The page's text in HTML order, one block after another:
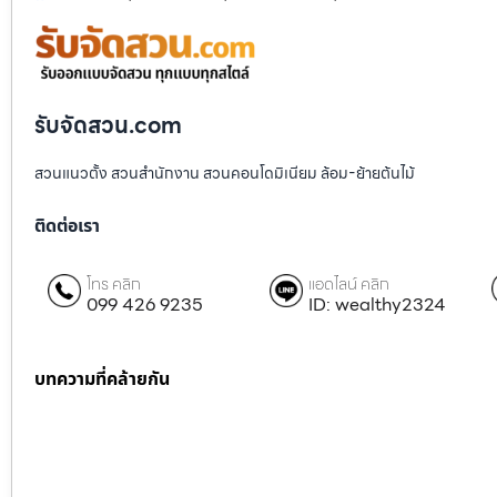
รับจัดสวน.com
สวนแนวตั้ง สวนสำนักงาน สวนคอนโดมิเนียม ล้อม-ย้ายต้นไม้
ติดต่อเรา
โทร คลิก
099 426 9235
แอดไลน์ คลิก
ID: wealthy2324
บทความที่คล้ายกัน